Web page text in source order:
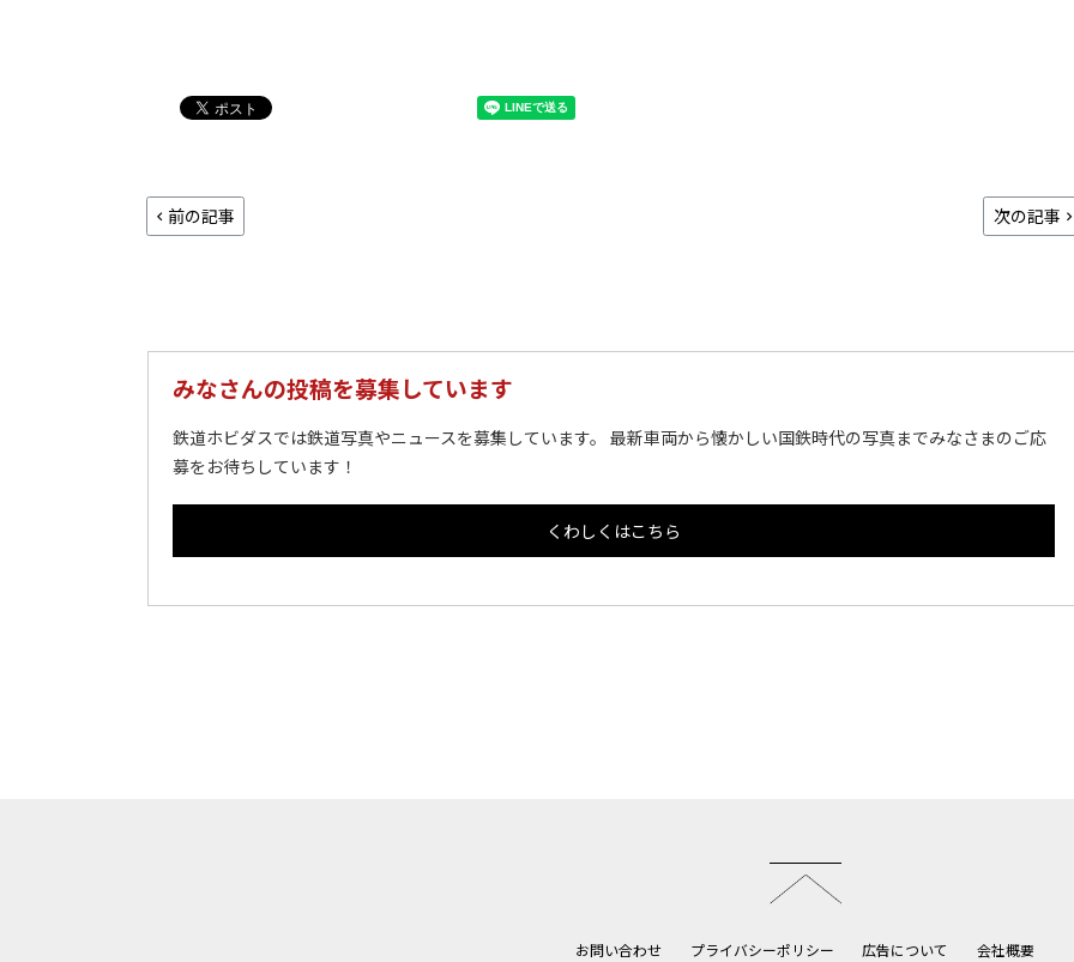
前の記事 次の記事
みなさんの投稿を募集しています
鉄道ホビダスでは鉄道写真やニュースを募集しています。 最新車両から懐かしい国鉄時代の写真までみなさまのご応
募をお待ちしています！
くわしくはこちら
お問い合わせ プライバシーポリシー 広告について 会社概要